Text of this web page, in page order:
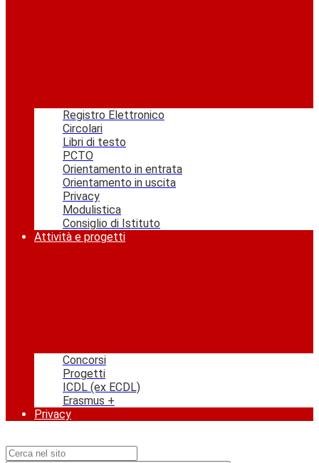
Registro Elettronico
Circolari
Libri di testo
PCTO
Orientamento in entrata
Orientamento in uscita
Privacy
Modulistica
Consiglio di Istituto
Attività e progetti
Concorsi
Progetti
ICDL (ex ECDL)
Erasmus +
Privacy